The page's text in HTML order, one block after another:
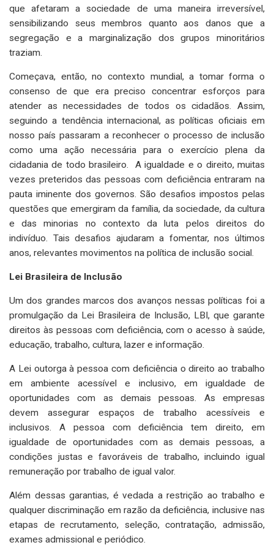
que afetaram a sociedade de uma maneira irreversível,
sensibilizando seus membros quanto aos danos que a
segregação e a marginalização dos grupos minoritários
traziam.
Começava, então, no contexto mundial, a tomar forma o
consenso de que era preciso concentrar esforços para
atender as necessidades de todos os cidadãos. Assim,
seguindo a tendência internacional, as políticas oficiais em
nosso país passaram a reconhecer o processo de inclusão
como uma ação necessária para o exercício plena da
cidadania de todo brasileiro. A igualdade e o direito, muitas
vezes preteridos das pessoas com deficiência entraram na
pauta iminente dos governos. São desafios impostos pelas
questões que emergiram da família, da sociedade, da cultura
e das minorias no contexto da luta pelos direitos do
indivíduo. Tais desafios ajudaram a fomentar, nos últimos
anos, relevantes movimentos na política de inclusão social.
Lei Brasileira de Inclusão
Um dos grandes marcos dos avanços nessas políticas foi a
promulgação da Lei Brasileira de Inclusão, LBI, que garante
direitos às pessoas com deficiência, com o acesso à saúde,
educação, trabalho, cultura, lazer e informação.
A Lei outorga à pessoa com deficiência o direito ao trabalho
em ambiente acessível e inclusivo, em igualdade de
oportunidades com as demais pessoas. As empresas
devem assegurar espaços de trabalho acessíveis e
inclusivos. A pessoa com deficiência tem direito, em
igualdade de oportunidades com as demais pessoas, a
condições justas e favoráveis de trabalho, incluindo igual
remuneração por trabalho de igual valor.
Além dessas garantias, é vedada a restrição ao trabalho e
qualquer discriminação em razão da deficiência, inclusive nas
etapas de recrutamento, seleção, contratação, admissão,
exames admissional e periódico.